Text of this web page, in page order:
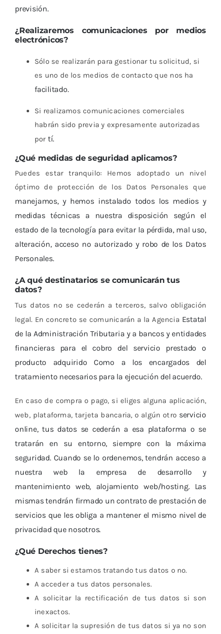
previsión.
¿Realizaremos comunicaciones por medios
electrónicos?
Sólo se realizarán para gestionar tu solicitud, si
es uno de los medios de contacto que nos ha
facilitado.
Si realizamos comunicaciones comerciales
habrán sido previa y expresamente autorizadas
por tí.
¿Qué medidas de seguridad aplicamos?
Puedes estar tranquilo: Hemos adoptado un nivel
óptimo de protección de los Datos Personales que
manejamos, y hemos instalado todos los medios y
medidas técnicas a nuestra disposición según el
estado de la tecnología para evitar la pérdida, mal uso,
alteración, acceso no autorizado y robo de los Datos
Personales.
¿A qué destinatarios se comunicarán tus
datos?
Tus datos no se cederán a terceros, salvo obligación
legal. En concreto se comunicarán a la Agencia Estatal
de la Administración Tributaria y a bancos y entidades
financieras para el cobro del servicio prestado o
producto adquirido Como a los encargados del
tratamiento necesarios para la ejecución del acuerdo.
En caso de compra o pago, si eliges alguna aplicación,
web, plataforma, tarjeta bancaria, o algún otro servicio
online, tus datos se cederán a esa plataforma o se
tratarán en su entorno, siempre con la máxima
seguridad. Cuando se lo ordenemos, tendrán acceso a
nuestra web la empresa de desarrollo y
mantenimiento web, alojamiento web/hosting. Las
mismas tendrán firmado un contrato de prestación de
servicios que les obliga a mantener el mismo nivel de
privacidad que nosotros.
¿Qué Derechos tienes?
A saber si estamos tratando tus datos o no.
A acceder a tus datos personales.
A solicitar la rectificación de tus datos si son
inexactos.
A solicitar la supresión de tus datos si ya no son